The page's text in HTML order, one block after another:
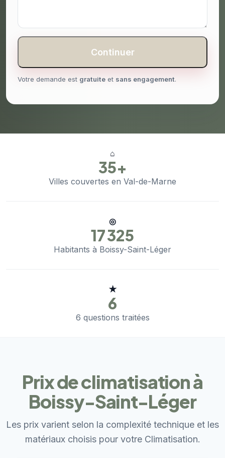
Continuer
Votre demande est gratuite et sans engagement.
⌂
35+
Villes couvertes en Val-de-Marne
◎
17 325
Habitants à Boissy-Saint-Léger
★
6
6 questions traitées
Prix de climatisation à
Boissy-Saint-Léger
Les prix varient selon la complexité technique et les
matériaux choisis pour votre Climatisation.